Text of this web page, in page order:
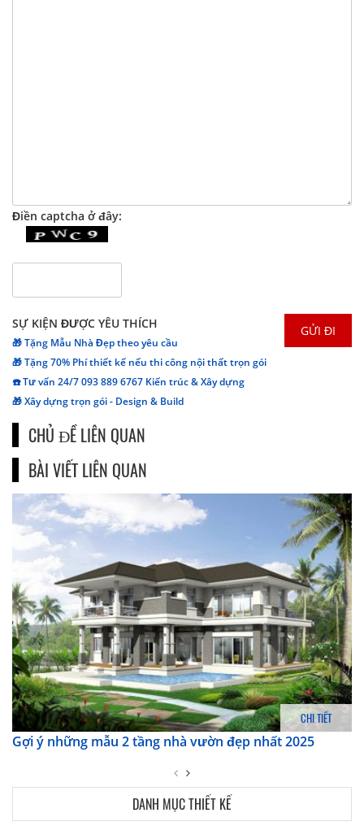
Điền captcha ở đây:
SỰ KIỆN ĐƯỢC YÊU THÍCH
🎁 Tặng Mẫu Nhà Đẹp theo yêu cầu
🎁 Tặng 70% Phí thiết kế nếu thi công nội thất trọn gói
☎️ Tư vấn 24/7 093 889 6767 Kiến trúc & Xây dựng
🎁 Xây dựng trọn gói - Design & Build
CHỦ ĐỀ LIÊN QUAN
BÀI VIẾT LIÊN QUAN
CHI TIẾT
Gợi ý những mẫu 2 tầng nhà vườn đẹp nhất 2025
DANH MỤC THIẾT KẾ